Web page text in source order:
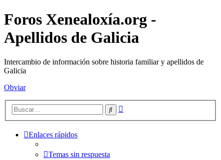
Foros Xenealoxía.org -
Apellidos de Galicia
Intercambio de información sobre historia familiar y apellidos de
Galicia
Obviar
Buscar
Enlaces rápidos
Temas sin respuesta